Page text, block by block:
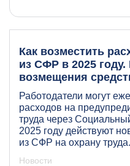
Как возместить
из СФР в 2025
возмещения
Работодатели могут
расходов на
труда через
2025 году действуют
из СФР на охрану труда.
Новости